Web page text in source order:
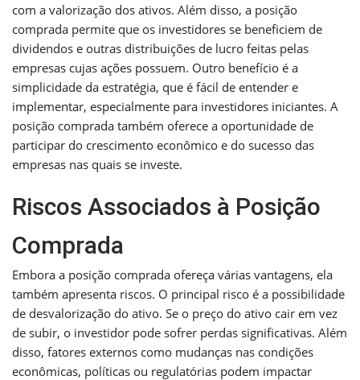
com a valorização dos ativos. Além disso, a posição
comprada permite que os investidores se beneficiem de
dividendos e outras distribuições de lucro feitas pelas
empresas cujas ações possuem. Outro benefício é a
simplicidade da estratégia, que é fácil de entender e
implementar, especialmente para investidores iniciantes. A
posição comprada também oferece a oportunidade de
participar do crescimento econômico e do sucesso das
empresas nas quais se investe.
Riscos Associados à Posição
Comprada
Embora a posição comprada ofereça várias vantagens, ela
também apresenta riscos. O principal risco é a possibilidade
de desvalorização do ativo. Se o preço do ativo cair em vez
de subir, o investidor pode sofrer perdas significativas. Além
disso, fatores externos como mudanças nas condições
econômicas, políticas ou regulatórias podem impactar